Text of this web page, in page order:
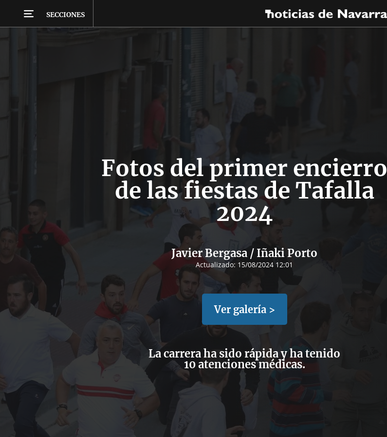
SECCIONES
Fotos del primer encierro
de las fiestas de Tafalla
2024
Javier Bergasa / Iñaki Porto
Actualizado: 15/08/2024 12:01
Ver galería >
La carrera ha sido rápida y ha tenido
10 atenciones médicas.